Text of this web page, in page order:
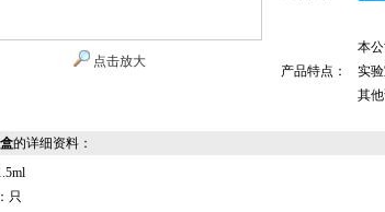
点击放大
产品特点：
本
实
其
的详细资料：
只